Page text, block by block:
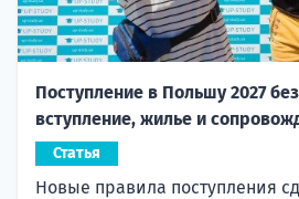
Поступление в Польшу 2027
вступление, жилье и
Статья
Новые правила поступления